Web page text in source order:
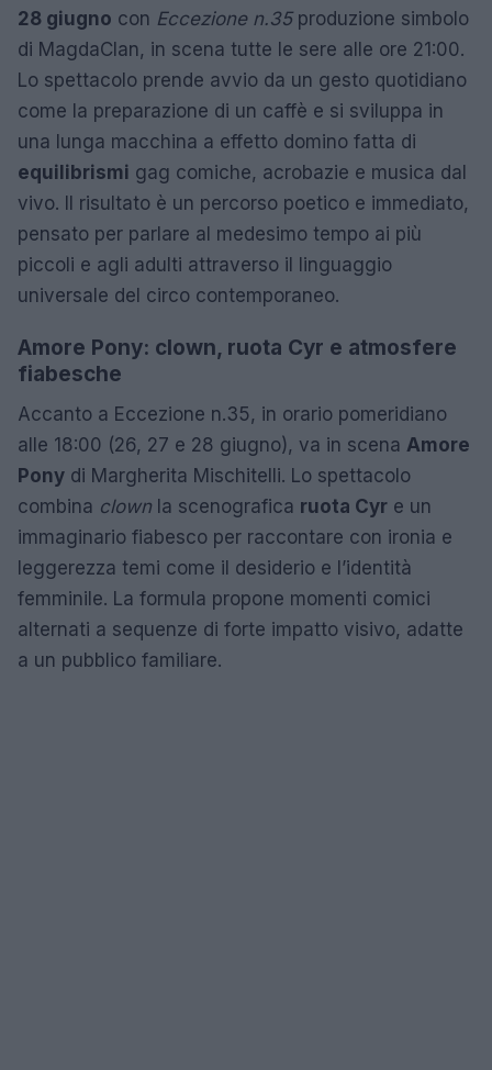
28 giugno con Eccezione n.35produzione simbolo
di MagdaClan, in scena tutte le sere alle ore 21:00.
Lo spettacolo prende avvio da un gesto quotidiano
come la preparazione di un caffè e si sviluppa in
una lunga macchina a effetto domino fatta di
equilibrismi gag comiche, acrobazie e musica dal
vivo. Il risultato è un percorso poetico e immediato,
pensato per parlare al medesimo tempo ai più
piccoli e agli adulti attraverso il linguaggio
universale del circo contemporaneo.
Amore Pony: clown, ruota Cyr e atmosfere
fiabesche
Accanto a Eccezione n.35, in orario pomeridiano
alle 18:00 (26, 27 e 28 giugno), va in scena Amore
Pony di Margherita Mischitelli. Lo spettacolo
combina clown la scenografica ruota Cyr e un
immaginario fiabesco per raccontare con ironia e
leggerezza temi come il desiderio e l’identità
femminile. La formula propone momenti comici
alternati a sequenze di forte impatto visivo, adatte
a un pubblico familiare.